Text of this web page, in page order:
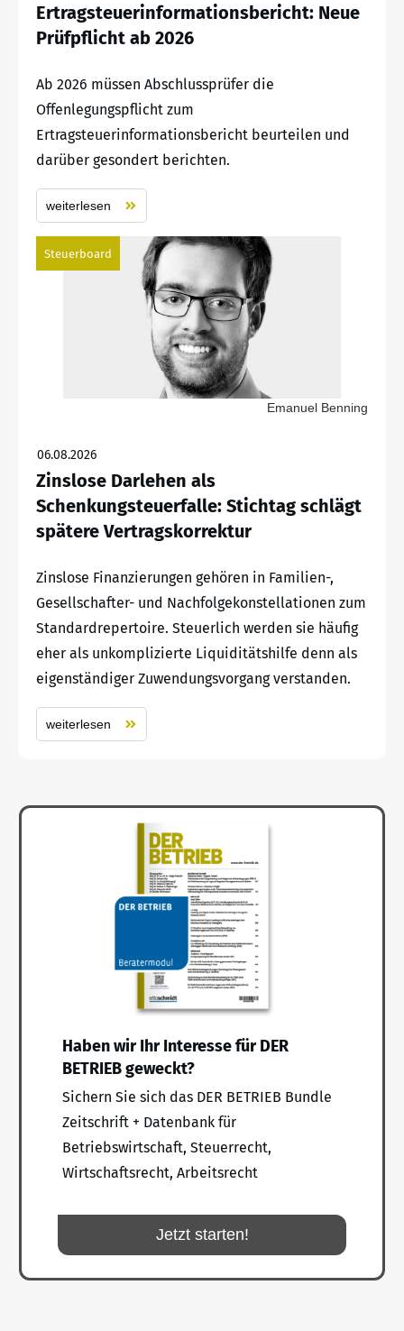
Ertragsteuerinformationsbericht: Neue
Prüfpflicht ab 2026
Ab 2026 müssen Abschlussprüfer die
Offenlegungspflicht zum
Ertragsteuerinformationsbericht beurteilen und
darüber gesondert berichten.
weiterlesen
Steuerboard
Emanuel Benning
06.08.2026
Zinslose Darlehen als
Schenkungsteuerfalle: Stichtag schlägt
spätere Vertragskorrektur
Zinslose Finanzierungen gehören in Familien-,
Gesellschafter- und Nachfolgekonstellationen zum
Standardrepertoire. Steuerlich werden sie häufig
eher als unkomplizierte Liquiditätshilfe denn als
eigenständiger Zuwendungsvorgang verstanden.
weiterlesen
Haben wir Ihr Interesse für DER
BETRIEB geweckt?
Sichern Sie sich das DER BETRIEB Bundle
Zeitschrift + Datenbank für
Betriebswirtschaft, Steuerrecht,
Wirtschaftsrecht, Arbeitsrecht
Jetzt starten!